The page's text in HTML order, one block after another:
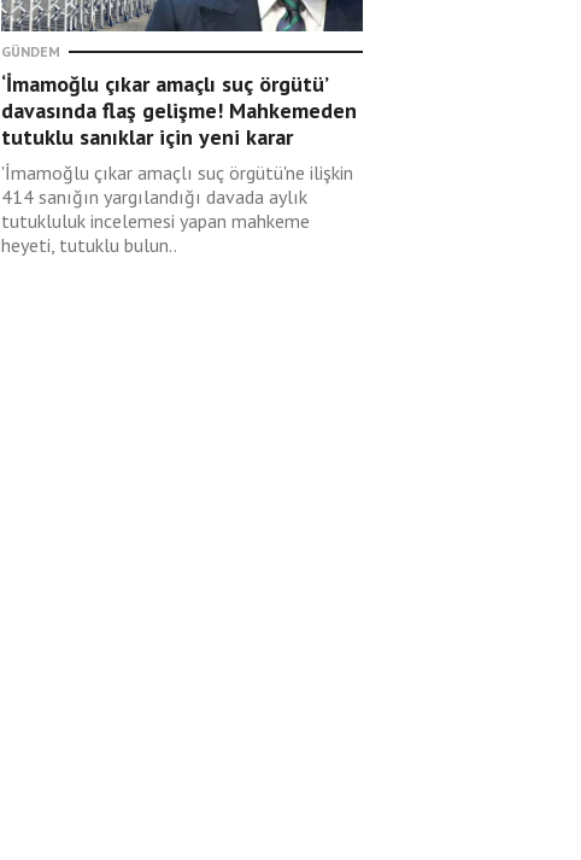
GÜNDEM
‘İmamoğlu çıkar amaçlı suç örgütü’
davasında flaş gelişme! Mahkemeden
tutuklu sanıklar için yeni karar
'İmamoğlu çıkar amaçlı suç örgütü'ne ilişkin
414 sanığın yargılandığı davada aylık
tutukluluk incelemesi yapan mahkeme
heyeti, tutuklu bulun..